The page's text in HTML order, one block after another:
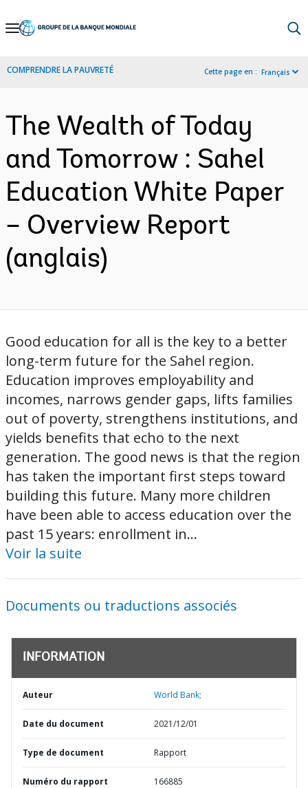
Skip
Navigation
COMPRENDRE LA PAUVRETÉ Cette page en : Français
The Wealth of Today
and Tomorrow : Sahel
Education White Paper
– Overview Report
(anglais)
Good education for all is the key to a better
long-term future for the Sahel region.
Education improves employability and
incomes, narrows gender gaps, lifts families
out of poverty, strengthens institutions, and
yields benefits that echo to the next
generation. The good news is that the region
has taken the important first steps toward
building this future. Many more children
have been able to access education over the
past 15 years: enrollment in...
Voir la suite
Documents ou traductions associés
INFORMATION
Auteur World Bank;
Date du document 2021/12/01
Type de document Rapport
Numéro du rapport 166885